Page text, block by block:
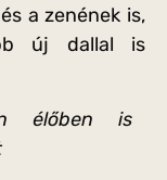
a zenének is,
új dallal is
élőben is